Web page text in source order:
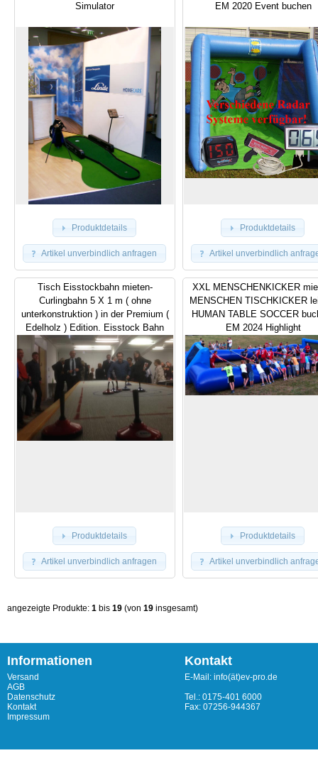
Simulator
Produktdetails
Artikel unverbindlich anfragen
EM 2020 Event buchen
Produktdetails
Artikel unverbindlich
Tisch Eisstockbahn mieten-
Curlingbahn 5 X 1 m ( ohne
unterkonstruktion ) in der Premium (
Edelholz ) Edition. Eisstock Bahn
Produktdetails
Artikel unverbindlich anfragen
XXL MENSCHENKICKER
MENSCHEN TISCHKICKER
HUMAN TABLE SOCCER
EM 2024 Highlight
Produktdetails
Artikel unverbindlich
angezeigte Produkte: 1 bis 19 (von 19 insgesamt)
Informationen
Versand
AGB
Datenschutz
Kontakt
Impressum
Kontakt
E-Mail: info(ät)ev-pro.de
Tel.: 0175-401 6000
Fax: 07256-944367